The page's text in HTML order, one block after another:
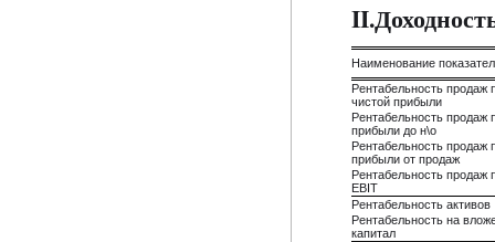
Наименование
Рентабельность продаж
чистой прибыли
Рентабельность продаж
прибыли до н\о
Рентабельность продаж
прибыли от продаж
Рентабельность продаж
EBIT
Рентабельность активов
Рентабельность на
капитал